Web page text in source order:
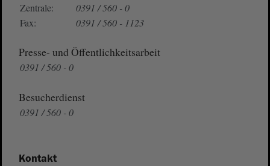
Zentrale:
0391 / 560 - 0
Fax:
0391 / 560 - 1123
Presse- und Öffentlichkeitsarbeit
0391 / 560 - 0
Besucherdienst
0391 / 560 - 0
Kontakt